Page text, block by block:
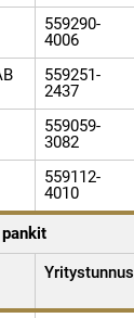
559290-
4006
559251-
2437
559059-
3082
559112-
4010
Yritystunnus